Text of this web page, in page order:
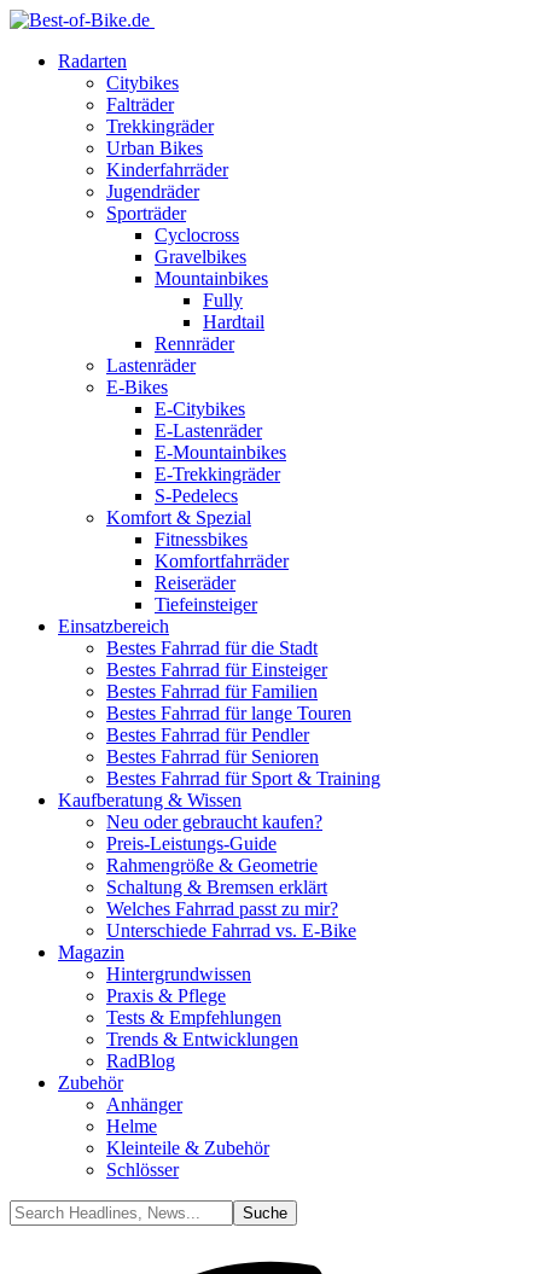
Radarten
Citybikes
Falträder
Trekkingräder
Urban Bikes
Kinderfahrräder
Jugendräder
Sporträder
Cyclocross
Gravelbikes
Mountainbikes
Fully
Hardtail
Rennräder
Lastenräder
E-Bikes
E-Citybikes
E-Lastenräder
E-Mountainbikes
E-Trekkingräder
S-Pedelecs
Komfort & Spezial
Fitnessbikes
Komfortfahrräder
Reiseräder
Tiefeinsteiger
Einsatzbereich
Bestes Fahrrad für die Stadt
Bestes Fahrrad für Einsteiger
Bestes Fahrrad für Familien
Bestes Fahrrad für lange Touren
Bestes Fahrrad für Pendler
Bestes Fahrrad für Senioren
Bestes Fahrrad für Sport & Training
Kaufberatung & Wissen
Neu oder gebraucht kaufen?
Preis-Leistungs-Guide
Rahmengröße & Geometrie
Schaltung & Bremsen erklärt
Welches Fahrrad passt zu mir?
Unterschiede Fahrrad vs. E-Bike
Magazin
Hintergrundwissen
Praxis & Pflege
Tests & Empfehlungen
Trends & Entwicklungen
RadBlog
Zubehör
Anhänger
Helme
Kleinteile & Zubehör
Schlösser